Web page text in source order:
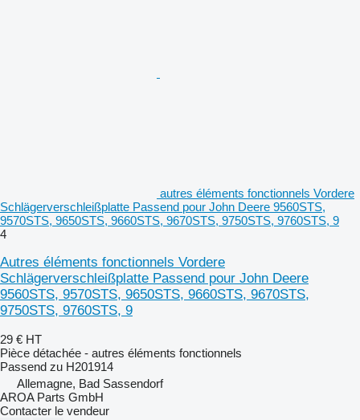
autres éléments fonctionnels Vordere
Schlägerverschleißplatte Passend pour John Deere 9560STS,
9570STS, 9650STS, 9660STS, 9670STS, 9750STS, 9760STS, 9
4
Autres éléments fonctionnels Vordere
Schlägerverschleißplatte Passend pour John Deere
9560STS, 9570STS, 9650STS, 9660STS, 9670STS,
9750STS, 9760STS, 9
29 € HT
Pièce détachée - autres éléments fonctionnels
Passend zu H201914
Allemagne, Bad Sassendorf
AROA Parts GmbH
Contacter le vendeur